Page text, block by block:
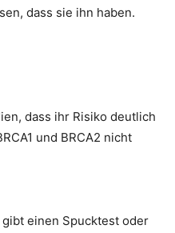
dass sie ihn haben.
dass ihr Risiko deutlich
und BRCA2 nicht
einen Spucktest oder